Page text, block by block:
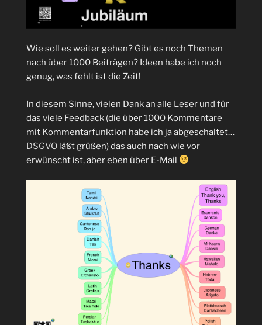
Wie soll es weiter gehen? Gibt es noch Themen
nach über 1000 Beiträgen? Ideen habe ich noch
genug, was fehlt ist die Zeit!
In diesem Sinne, vielen Dank an alle Leser und für
das viele Feedback (die über 1000 Kommentare
mit Kommentarfunktion habe ich ja abgeschaltet…
DSGVO läßt grüßen) das auch nach wie vor
erwünscht ist, aber eben über E-Mail